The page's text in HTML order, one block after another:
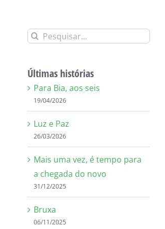
Buscar
Últimas histórias
Para Bia, aos seis
19/04/2026
Luz e Paz
26/03/2026
Mais uma vez, é tempo para
a chegada do novo
31/12/2025
Bruxa
06/11/2025